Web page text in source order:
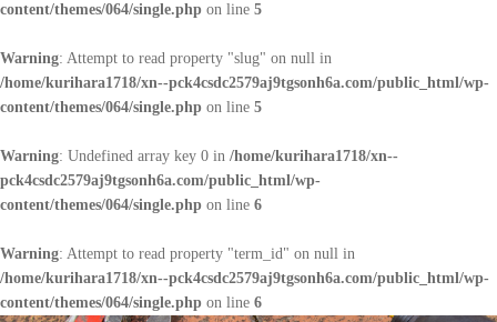
content/themes/064/single.php on line 5
Warning: Attempt to read property "slug" on null in
/home/kurihara1718/xn--pck4csdc2579aj9tgsonh6a.com/public_html/wp-
content/themes/064/single.php on line 5
Warning: Undefined array key 0 in /home/kurihara1718/xn--
pck4csdc2579aj9tgsonh6a.com/public_html/wp-
content/themes/064/single.php on line 6
Warning: Attempt to read property "term_id" on null in
/home/kurihara1718/xn--pck4csdc2579aj9tgsonh6a.com/public_html/wp-
content/themes/064/single.php on line 6